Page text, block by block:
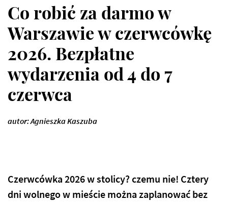
Co robić za darmo w
Warszawie w czerwcówkę
2026. Bezpłatne
wydarzenia od 4 do 7
czerwca
autor: Agnieszka Kaszuba
Czerwcówka 2026 w stolicy? czemu nie! Cztery
dni wolnego w mieście można zaplanować bez